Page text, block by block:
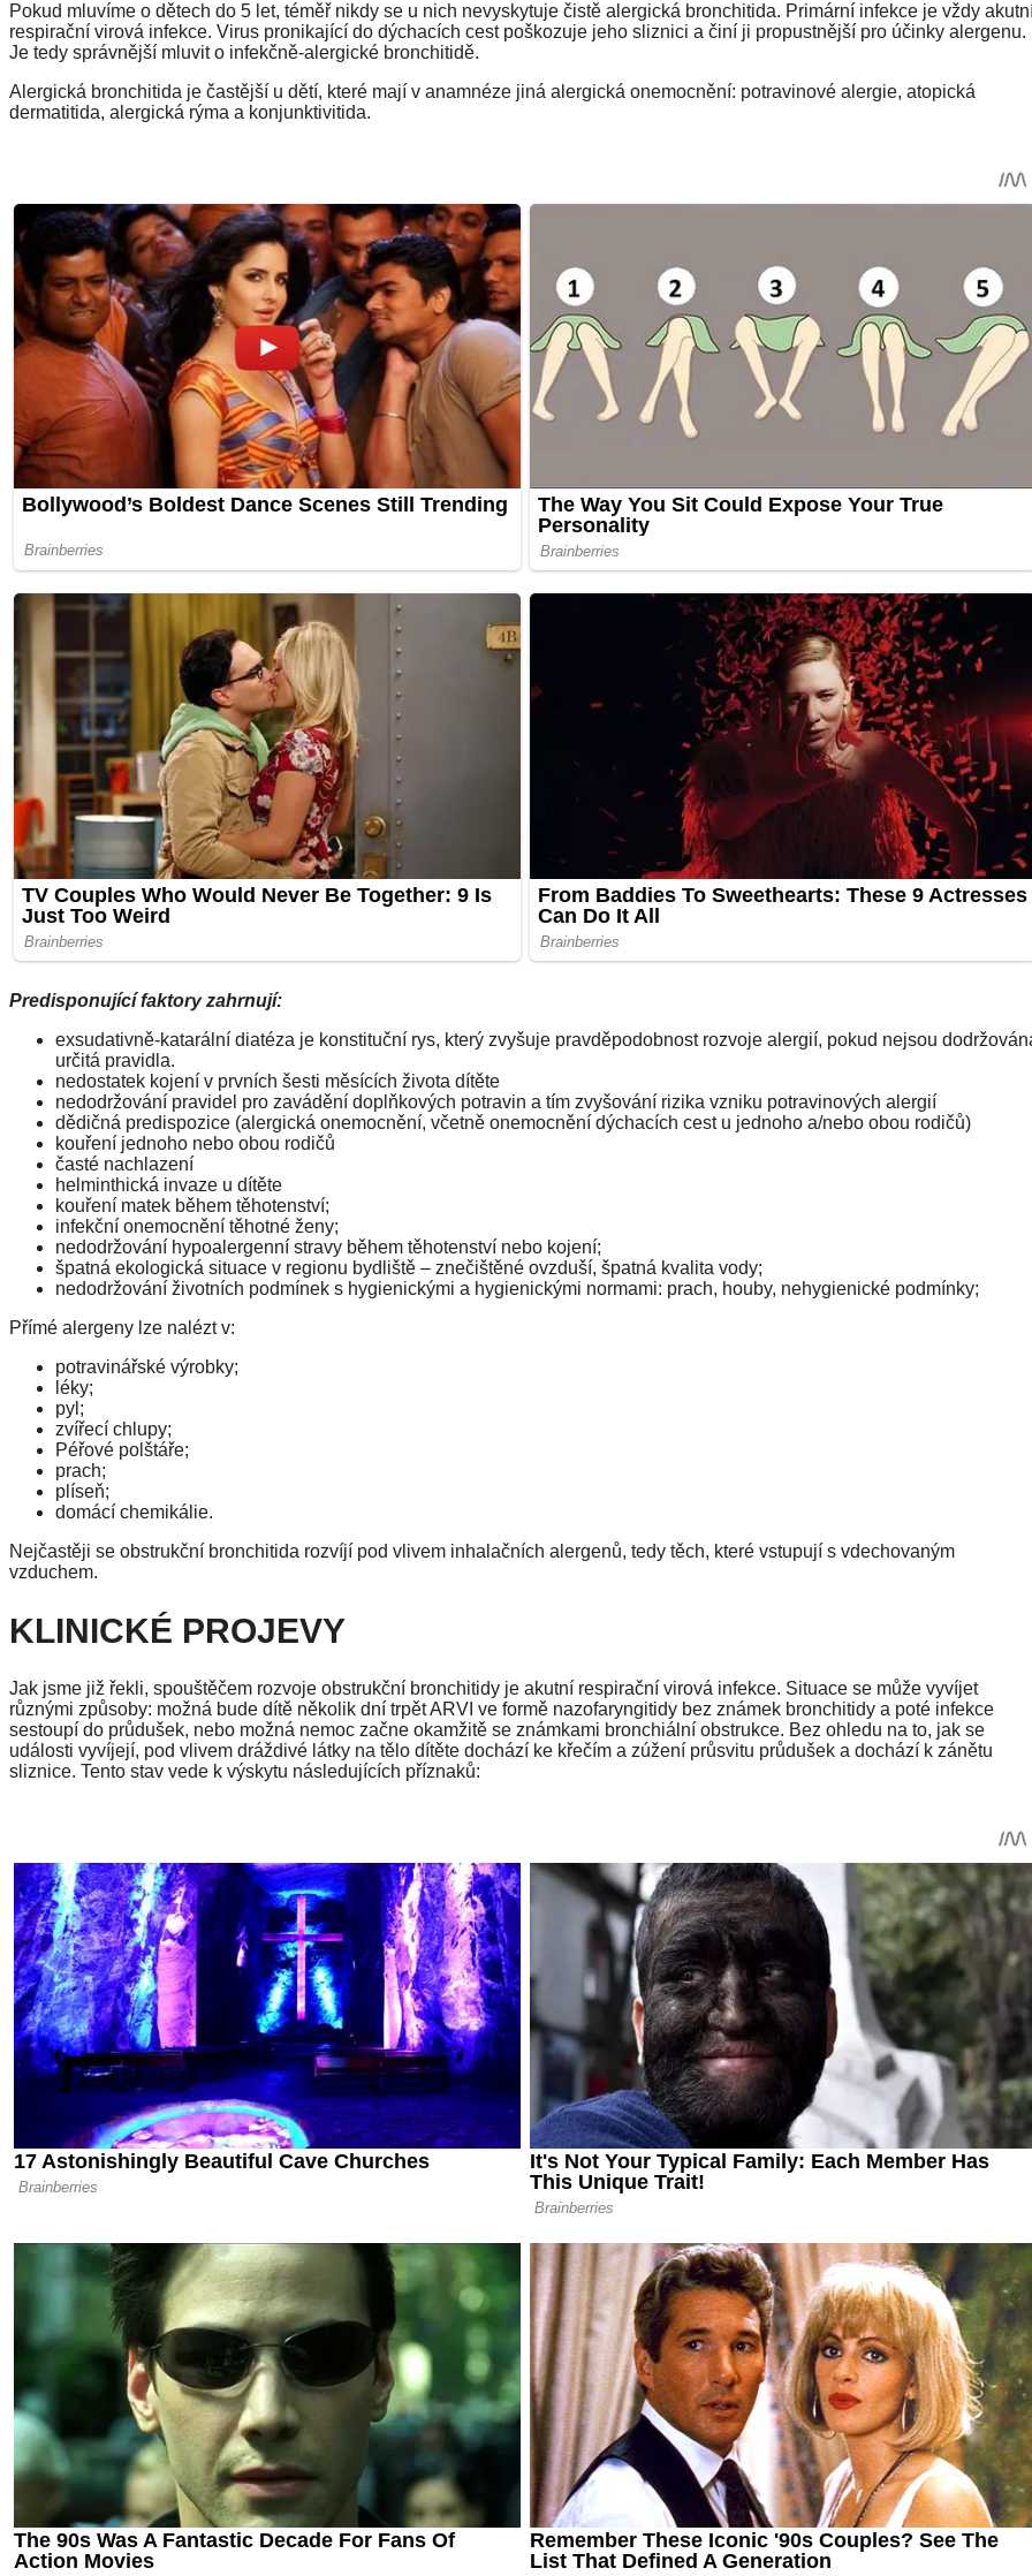
Pokud mluvíme o dětech do 5 let, téměř nikdy se u nich nevyskytuje čistě alergická bronchitida. Primární infekce je vždy
respirační virová infekce. Virus pronikající do dýchacích cest poškozuje jeho sliznici a činí ji propustnější pro účinky alergenu.
Je tedy správnější mluvit o infekčně-alergické bronchitidě.
Alergická bronchitida je častější u dětí, které mají v anamnéze jiná alergická onemocnění: potravinové alergie, atopická
dermatitida, alergická rýma a konjunktivitida.
Predisponující faktory zahrnují:
exsudativně-katarální diatéza je konstituční rys, který zvyšuje pravděpodobnost rozvoje alergií, pokud nejsou
určitá pravidla.
nedostatek kojení v prvních šesti měsících života dítěte
nedodržování pravidel pro zavádění doplňkových potravin a tím zvyšování rizika vzniku potravinových alergií
dědičná predispozice (alergická onemocnění, včetně onemocnění dýchacích cest u jednoho a/nebo obou rodičů)
kouření jednoho nebo obou rodičů
časté nachlazení
helminthická invaze u dítěte
kouření matek během těhotenství;
infekční onemocnění těhotné ženy;
nedodržování hypoalergenní stravy během těhotenství nebo kojení;
špatná ekologická situace v regionu bydliště – znečištěné ovzduší, špatná kvalita vody;
nedodržování životních podmínek s hygienickými a hygienickými normami: prach, houby, nehygienické podmínky;
Přímé alergeny lze nalézt v:
potravinářské výrobky;
léky;
pyl;
zvířecí chlupy;
Péřové polštáře;
prach;
plíseň;
domácí chemikálie.
Nejčastěji se obstrukční bronchitida rozvíjí pod vlivem inhalačních alergenů, tedy těch, které vstupují s vdechovaným
vzduchem.
KLINICKÉ PROJEVY
Jak jsme již řekli, spouštěčem rozvoje obstrukční bronchitidy je akutní respirační virová infekce. Situace se může vyvíjet
různými způsoby: možná bude dítě několik dní trpět ARVI ve formě nazofaryngitidy bez známek bronchitidy a poté infekce
sestoupí do průdušek, nebo možná nemoc začne okamžitě se známkami bronchiální obstrukce. Bez ohledu na to, jak se
události vyvíjejí, pod vlivem dráždivé látky na tělo dítěte dochází ke křečím a zúžení průsvitu průdušek a dochází k zánětu
sliznice. Tento stav vede k výskytu následujících příznaků: